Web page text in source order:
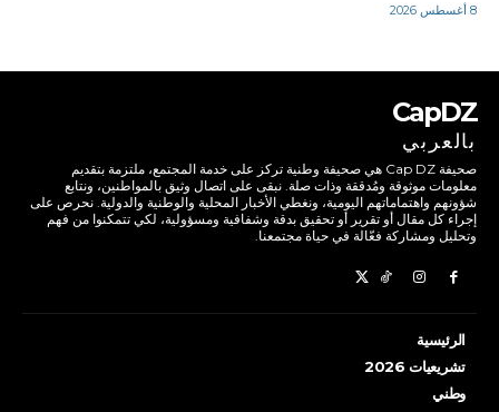
8 أغسطس 2026
CapDZ
بالعربي
صحيفة Cap DZ هي صحيفة وطنية تركز على خدمة المجتمع، ملتزمة بتقديم
معلومات موثوقة ومُدققة وذات صلة. نبقى على اتصال وثيق بالمواطنين، ونتابع
شؤونهم واهتماماتهم اليومية، ونغطي الأخبار المحلية والوطنية والدولية. نحرص على
إجراء كل مقال أو تقرير أو تحقيق بدقة وشفافية ومسؤولية، لكي تتمكنوا من فهم
وتحليل ومشاركة فعّالة في حياة مجتمعنا.
الرئيسية
تشريعيات 2026
وطني